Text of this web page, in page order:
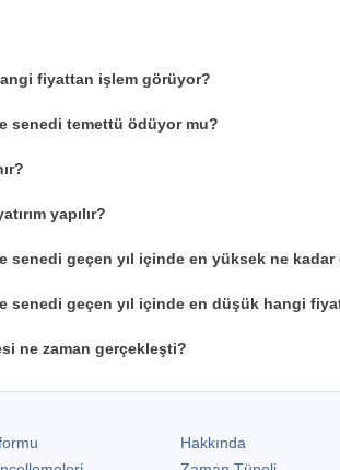
fiyattan işlem görüyor?
senedi temettü ödüyor mu?
yapılır?
senedi geçen yıl içinde en yüksek ne kadar
senedi geçen yıl içinde en düşük hangi
ne zaman gerçekleşti?
Hakkında